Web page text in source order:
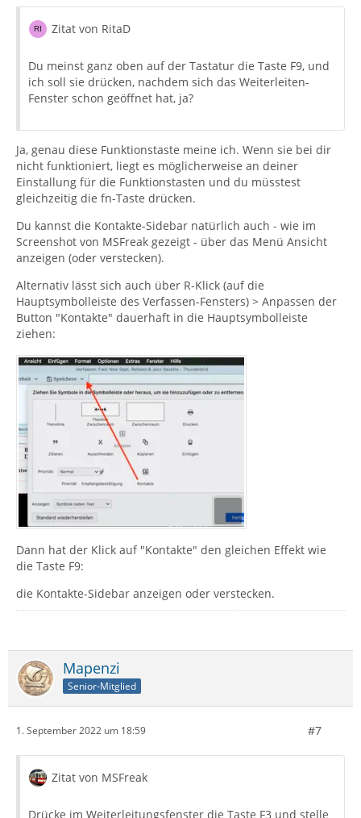
Zitat von RitaD
Du meinst ganz oben auf der Tastatur die Taste F9, und
ich soll sie drücken, nachdem sich das Weiterleiten-
Fenster schon geöffnet hat, ja?
Ja, genau diese Funktionstaste meine ich. Wenn sie bei dir
nicht funktioniert, liegt es möglicherweise an deiner
Einstallung für die Funktionstasten und du müsstest
gleichzeitig die fn-Taste drücken.
Du kannst die Kontakte-Sidebar natürlich auch - wie im
Screenshot von MSFreak gezeigt - über das Menü Ansicht
anzeigen (oder verstecken).
Alternativ lässt sich auch über R-Klick (auf die
Hauptsymbolleiste des Verfassen-Fensters) > Anpassen der
Button "Kontakte" dauerhaft in die Hauptsymbolleiste
ziehen:
Dann hat der Klick auf "Kontakte" den gleichen Effekt wie
die Taste F9:
die Kontakte-Sidebar anzeigen oder verstecken.
Mapenzi
Senior-Mitglied
1. September 2022 um 18:59 #7
Zitat von MSFreak
Drücke im Weiterleitungsfenster die Taste F3 und stelle